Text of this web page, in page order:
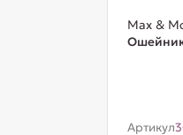
Max &
Артикул